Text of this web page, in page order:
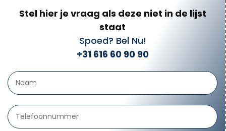
Stel hier je vraag als deze niet in de lijst
staat
Spoed? Bel Nu!
+31 616 60 90 90